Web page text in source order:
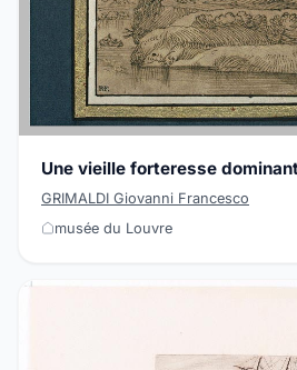
Une vieille forteresse
GRIMALDI Giovanni Francesco
musée du Louvre